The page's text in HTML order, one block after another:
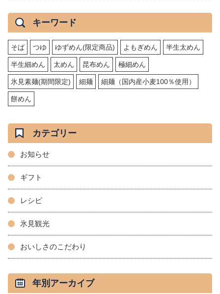
キーワード
そば つゆ ゆずめん(限定商品) よもぎめん 半生太めん
半生細めん 太めん 昆布めん 極細めん
氷見素麺(期間限定) 細麺 細麺（国内産小麦100％使用）
餅めん
カテゴリー
お知らせ
ギフト
レシピ
氷見観光
おいしさのこだわり
年別アーカイブ